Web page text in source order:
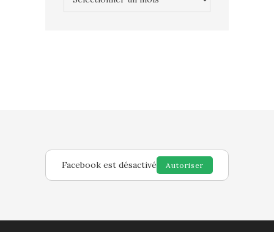
Facebook est désactivé Autoriser